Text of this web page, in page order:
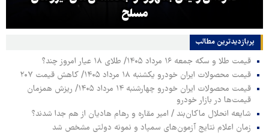
مسلح
پربازدیدترین‌ مطالب
قیمت طلا و سکه جمعه ۱۶ مرداد ۱۴۰۵/ طلای ۱۸ عیار امروز چند؟
قیمت محصولات ایران خودرو یکشنبه ۱۸ مرداد ۱۴۰۵/ کاهش قیمت ۲۰۷
قیمت محصولات ایران خودرو چهارشنبه ۱۴ مرداد ۱۴۰۵/ ریزش همزمان
قیمت‌ها در بازار خودرو
شایعه انحلال ماکان‌بند / امیر مقاره و رهام هادیان از هم جدا شدند؟
زمان اعلام نتایج آزمون‌های سمپاد و نمونه دولتی مشخص شد